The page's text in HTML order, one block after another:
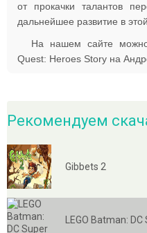
от прокачки талантов
дальнейшее развитие в этой
На нашем сайте
Quest: Heroes Story на
Рекомендуем
Gibbets 2
LEGO Batman: